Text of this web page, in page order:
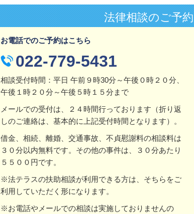
法律相談のご予約
お電話でのご予約はこちら
022-779-5431
相談受付時間：平日 午前９時30分～午後０時２０分、
午後１時２０分～午後５時１５分まで
メールでの受付は、２４時間行っております（折り返
しのご連絡は、基本的に上記受付時間となります）。
借金、相続、離婚、交通事故、不貞慰謝料の相談料は
３０分以内無料です。その他の事件は、３０分あたり
５５００円です。
※法テラスの扶助相談が利用できる方は、そちらをご
利用していただく形になります。
※お電話やメールでの相談は実施しておりませんの